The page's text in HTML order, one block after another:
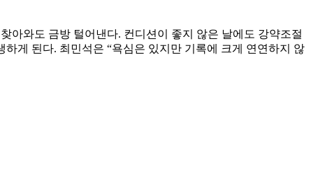
아와도 금방 털어낸다. 컨디션이 좋지 않은 날에도 강약조절
게 된다. 최민석은 “욕심은 있지만 기록에 크게 연연하지 않